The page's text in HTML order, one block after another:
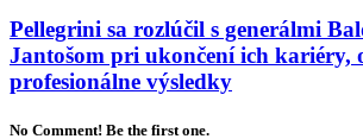
Pellegrini sa rozlúčil s generálmi
Jantošom pri ukončení ich kariéry,
profesionálne výsledky
No Comment! Be the first one.